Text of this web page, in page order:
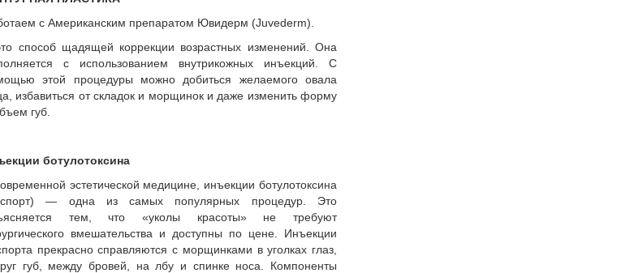
с Американским препаратом Ювидерм (Juvederm).
способ щадящей коррекции возрастных изменений. Она
с использованием внутрикожных инъекций. С
этой процедуры можно добиться желаемого овала
избавиться от складок и морщинок и даже изменить форму
губ.
ботулотоксина
эстетической медицине, инъекции ботулотоксина
— одна из самых популярных процедур. Это
тем, что «уколы красоты» не требуют
вмешательства и доступны по цене. Инъекции
прекрасно справляются с морщинками в уголках глаз,
губ, между бровей, на лбу и спинке носа. Компоненты